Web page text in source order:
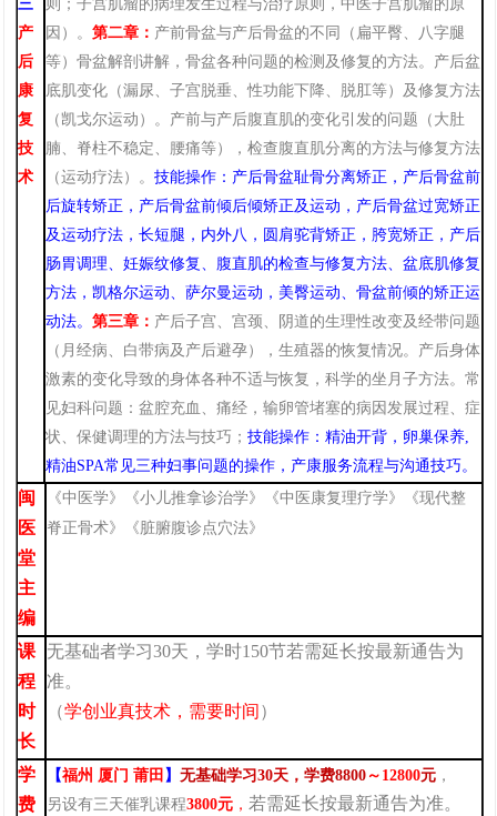
三
产
后
康
复
技
术
则；子宫肌瘤的病理发生过程与治疗原则，中医子宫肌瘤的原
因）。第二章： 产前骨盆与产后骨盆的不同（扁平臀 、
八字腿
等）骨盆解剖讲解，骨盆各种问题的检测及修复的方法。产后盆
底肌变化（漏尿 、子宫脱垂、性功能下降 、 脱肛等）及修复方法
（凯戈尔运动）。产前与产后腹直肌的变化引发的问题（大肚
腩 、 脊柱不稳定 、 腰痛等），检查腹直肌分离的方法与修复方法
（运动疗法）。技能操作 ： 产后骨盆耻骨分离矫正，产后骨盆前
后旋转矫正，产后骨盆前倾后倾矫正及运动，产后骨盆过宽矫正
及运动疗法，长短腿，内外八，圆肩驼背矫正，胯宽矫正，产后
肠胃调理、妊娠纹修复、 腹直肌的检查与修复方法、盆底肌修复
方法，凯格尔运动、萨尔曼运动，美臀运动、骨盆前倾的矫正运
动法。第三章： 产后子宫 、宫颈 、
阴道的生理性改变及经带问题
（月经病 、 白带病及产后避孕），生殖器的恢复情况。产后身体
激素的变化导致的身体各种不适与恢复，科学的坐月子方法。常
见妇科问题：盆腔充血 、痛经 ，输卵管堵塞的病因发展过程 、症
状 、保健调理的方法与技巧；技能操作：精油开背，卵巢保养,
精油SPA常见三种妇事问题的操作 ，产康服务流程与沟通技巧。
闽
医
堂
主
编
《中医学》《小儿推拿诊治学》《中医康复理疗学》《现代整
脊正骨术》《脏腑腹诊点穴法》
课
程
时
长
无基础者学习30天，学时150节若需延长按最新通告为
准。
（学创业真技术 ， 需要时间 ）
学
费
【福州 厦门 莆田 】无基础学习30天，学费8800 ～12800元 ，
另设有三天催乳课程3800元 ，若需延长按最新通告为准。